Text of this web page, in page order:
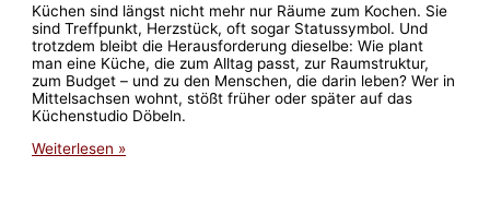
Küchen sind längst nicht mehr nur Räume zum Kochen. Sie
sind Treffpunkt, Herzstück, oft sogar Statussymbol. Und
trotzdem bleibt die Herausforderung dieselbe: Wie plant
man eine Küche, die zum Alltag passt, zur Raumstruktur,
zum Budget – und zu den Menschen, die darin leben? Wer in
Mittelsachsen wohnt, stößt früher oder später auf das
Küchenstudio Döbeln.
Funktion,
Weiterlesen »